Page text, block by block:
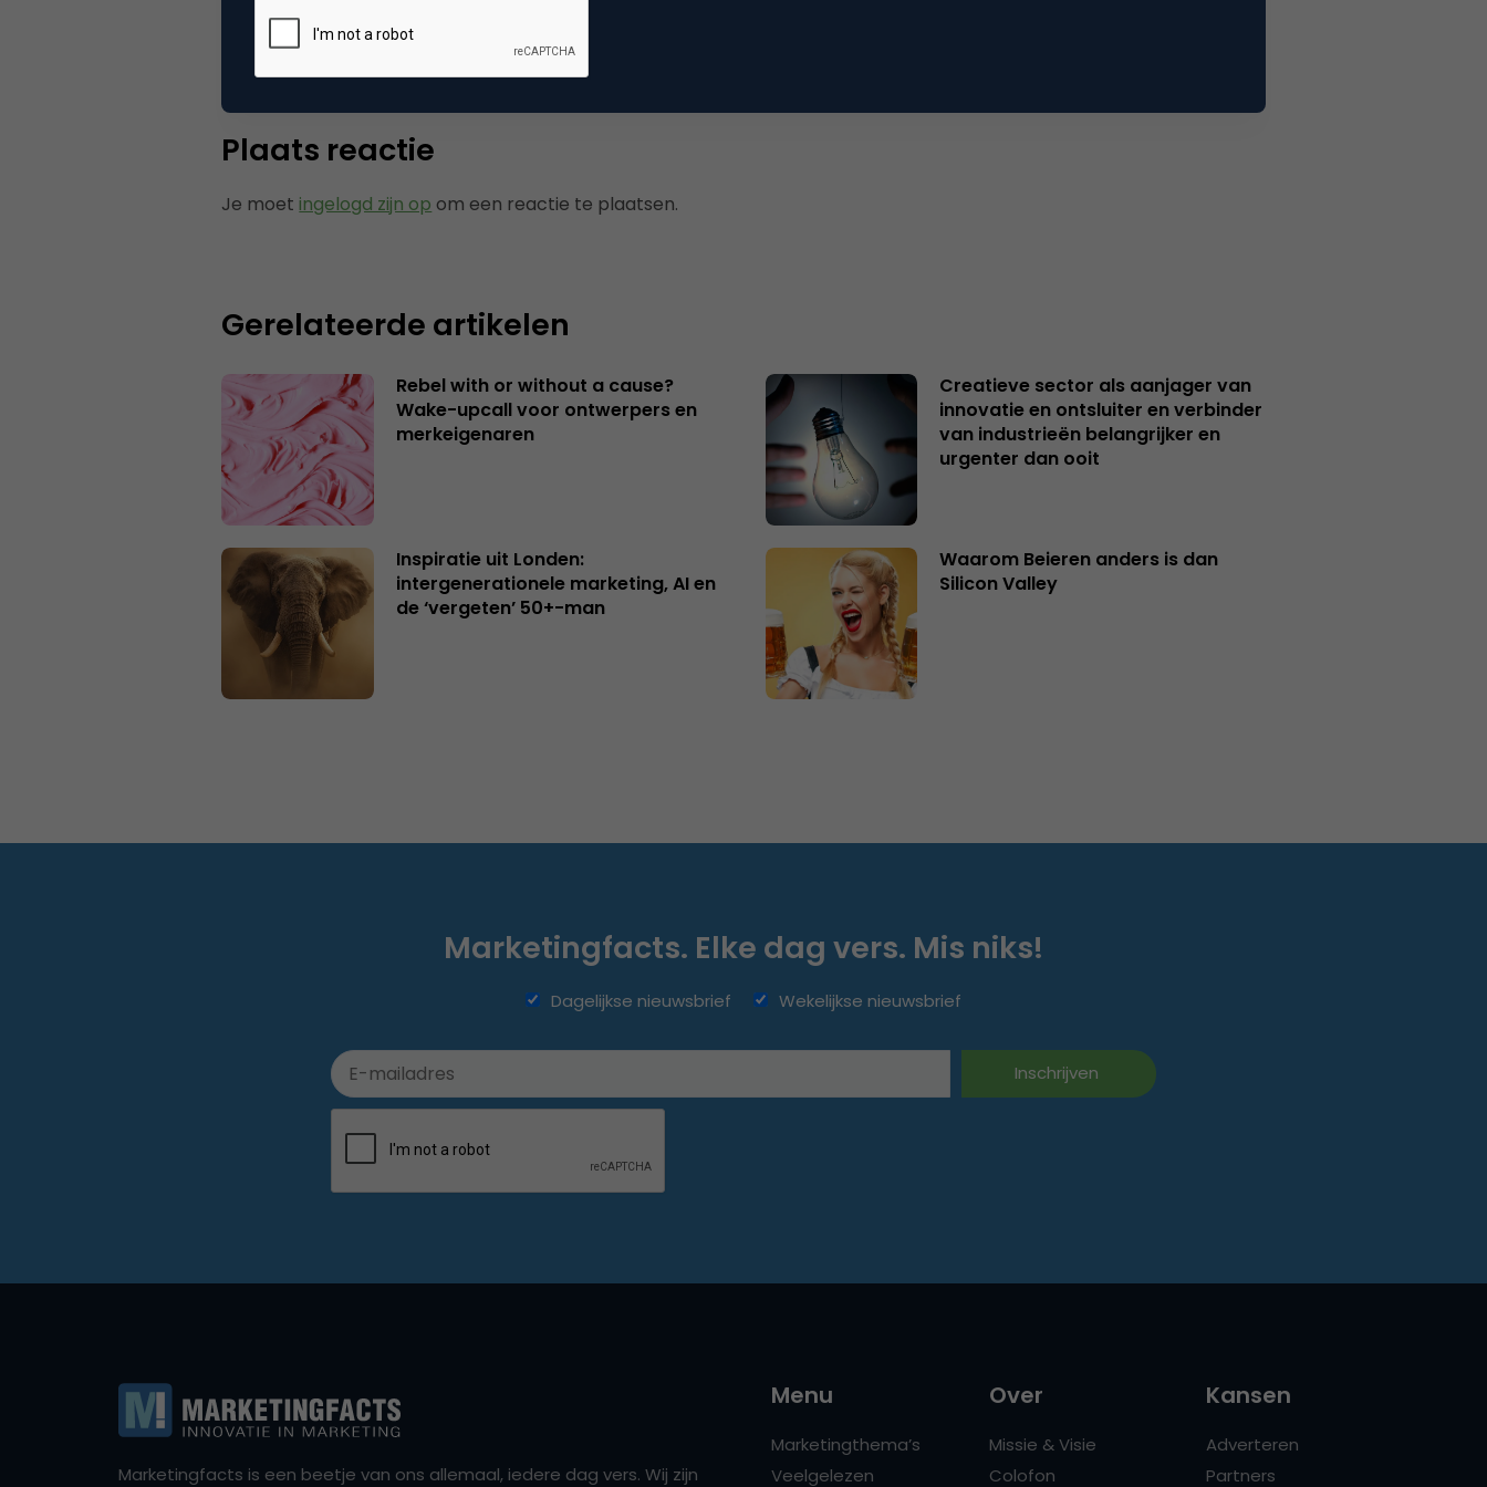
Categorie
Plaats reactie
Je moet ingelogd zijn op om een reactie te plaatsen.
Gerelateerde artikelen
Rebel with or without a cause?
Wake-upcall voor ontwerpers en
merkeigenaren
Creatieve sector als aanjager van
innovatie en ontsluiter en verbinder
van industrieën belangrijker en
urgenter dan ooit
Inspiratie uit Londen:
intergenerationele marketing, AI en
de ‘vergeten’ 50+-man
Waarom Beieren anders is dan
Silicon Valley
Marketingfacts. Elke dag vers. Mis niks!
Dagelijkse nieuwsbrief Wekelijkse nieuwsbrief
Marketingfacts is een beetje van ons allemaal, iedere dag vers. Wij zijn
Menu
Marketingthema’s
Veelgelezen
Over
Missie & Visie
Colofon
Kansen
Adverteren
Partners